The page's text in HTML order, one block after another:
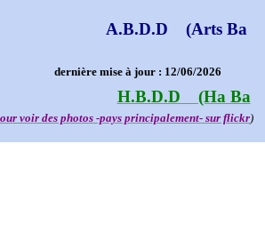
A.B.D.D (Arts Ba
dernière mise à jour : 12/06/2026
H.B.D.D (Ha Ba
voir des photos -pays principalement- sur flickr)